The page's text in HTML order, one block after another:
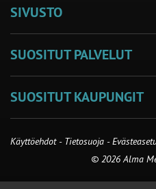
SIVUSTO
SUOSITUT PALVELUT
SUOSITUT KAUPUNGIT
Käyttöehdot - Tietosuoja -
© 2026 Alma